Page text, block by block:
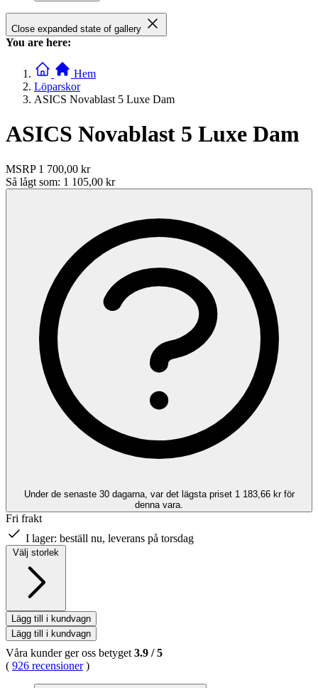
Close expanded state of gallery
You are here:
Hem
Löparskor
ASICS Novablast 5 Luxe Dam
ASICS Novablast 5 Luxe Dam
MSRP 1 700,00 kr
Så lågt som: 1 105,00 kr
Under de senaste 30 dagarna, var det lägsta priset 1 183,66 kr för
denna vara.
Fri frakt
I lager: beställ nu, leverans på torsdag
Välj storlek
Lägg till i kundvagn
Lägg till i kundvagn
Våra kunder ger oss betyget 3.9 /5
( 926 recensioner)